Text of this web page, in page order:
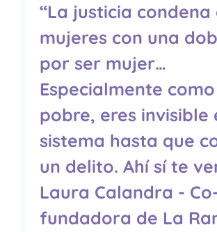
“La justicia condena
mujeres con una
por ser mujer…
Especialmente
pobre, eres invisible
sistema hasta que
un delito. Ahí sí te
Laura Calandra -
fundadora de La